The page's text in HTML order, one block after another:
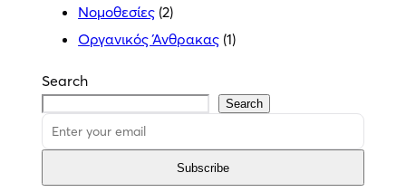
Νομοθεσίες (2)
Οργανικός Άνθρακας (1)
Search
Search
Subscribe